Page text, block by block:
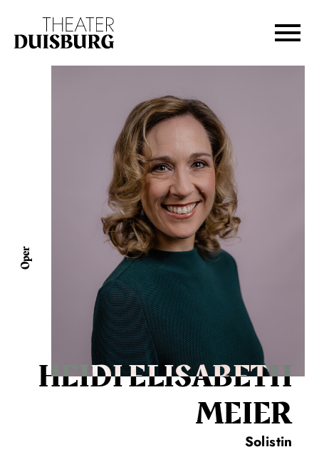
Zur Hauptnavigation springen
Zum Footer springen
Oper
HEIDI ELISABETH
MEIER
Solistin